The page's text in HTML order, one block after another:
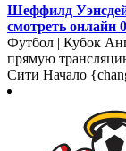
Шеффилд
смотреть онлайн
Футбол | Кубок
прямую
Сити Начало